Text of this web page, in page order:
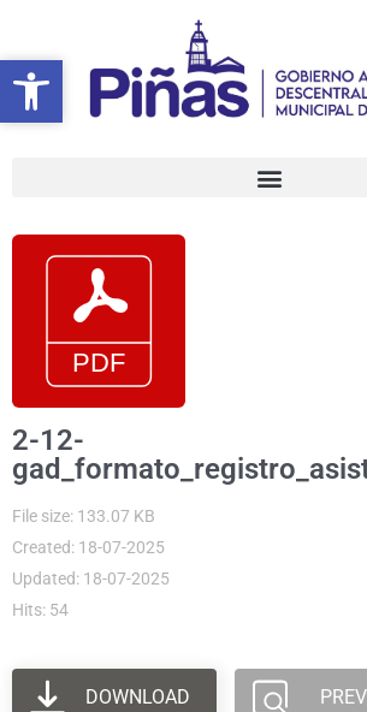
Abrir barra de herramientas
contenido
2-12-
File size: 133.07 KB
Created: 18-07-2025
Updated: 18-07-2025
Hits: 54
DOWNLOAD
Abrir barra de herramientas